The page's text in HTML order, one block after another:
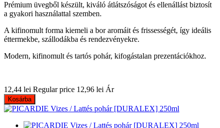
Prémium üvegből készült, kiváló átlátszóságot és ellenállást biztosít
a gyakori használattal szemben.
A kifinomult forma kiemeli a bor aromáit és frissességét, így ideális
éttermekbe, szállodákba és rendezvényekre.
Modern, kifinomult és tartós pohár, kifogástalan prezentációkhoz.
12,44 lei Regular price 12,96 lei Ár
Kosárba